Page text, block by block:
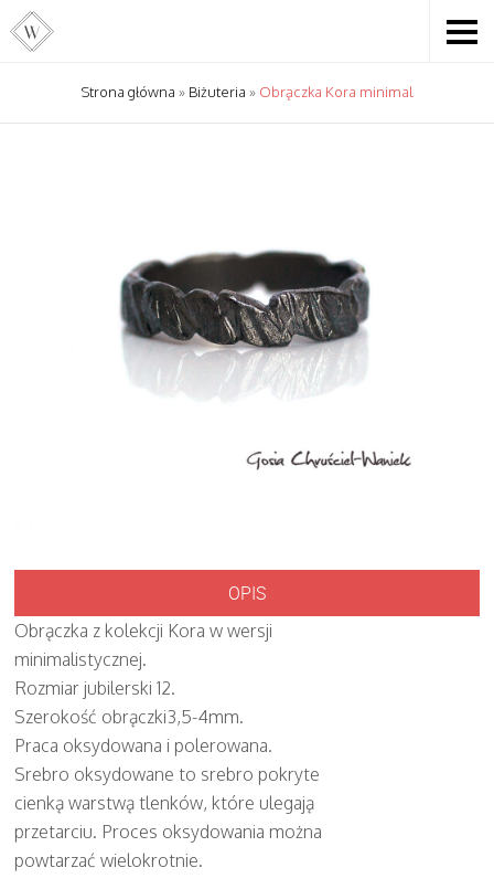
Strona główna » Biżuteria » Obrączka Kora minimal
OPIS
Obrączka z kolekcji Kora w wersji
minimalistycznej.
Rozmiar jubilerski 12.
Szerokość obrączki3,5-4mm.
Praca oksydowana i polerowana.
Srebro oksydowane to srebro pokryte
cienką warstwą tlenków, które ulegają
przetarciu. Proces oksydowania można
powtarzać wielokrotnie.